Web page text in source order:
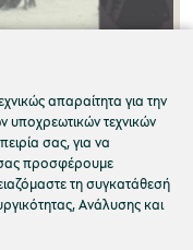
Παρασκευή
απαραίτητα για την
υποχρεωτικών τεχνικών
σας, για να
προσφέρουμε
τη συγκατάθεσή
Ανάλυσης και